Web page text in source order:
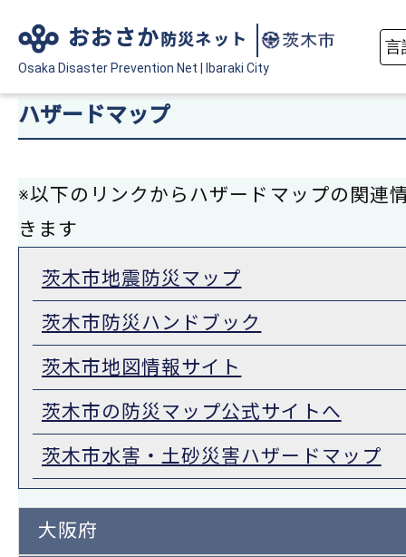
おおさか 防災ネット
Osaka Disaster Prevention Net Ibaraki City
ハザードマップ
※以下のリンクからハザードマップの関連
きます
茨木市地震防災マップ
茨木市防災ハンドブック
茨木市地図情報サイト
茨木市の防災マップ公式サイトへ
茨木市水害・土砂災害ハザードマップ
大阪府